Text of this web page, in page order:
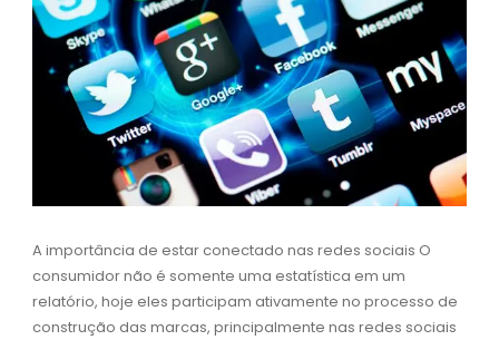
A importância de estar conectado nas redes sociais O
consumidor não é somente uma estatística em um
relatório, hoje eles participam ativamente no processo de
construção das marcas, principalmente nas redes sociais